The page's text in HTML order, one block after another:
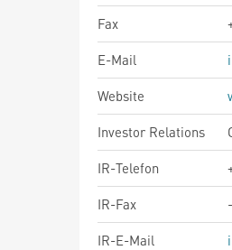
Fax
E-Mail
Website
Investor Relations
IR-Telefon
IR-Fax
-
IR-E-Mail